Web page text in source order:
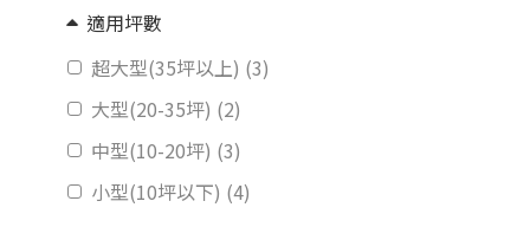
適用坪數
超大型(35坪以上) (3)
大型(20-35坪) (2)
中型(10-20坪) (3)
小型(10坪以下) (4)